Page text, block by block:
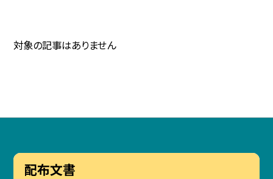
対象の記事はありません
配布文書